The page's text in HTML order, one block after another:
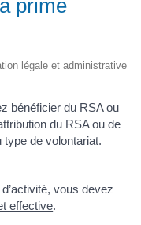
prime
légale et administrative
bénéficier du RSAou
du RSA ou de
type de volontariat.
vous devez
effective.